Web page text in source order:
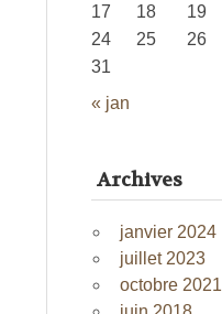
« jan
17
18 19
24
25 26
31
Archives
janvier 2024
juillet 2023
octobre 2021